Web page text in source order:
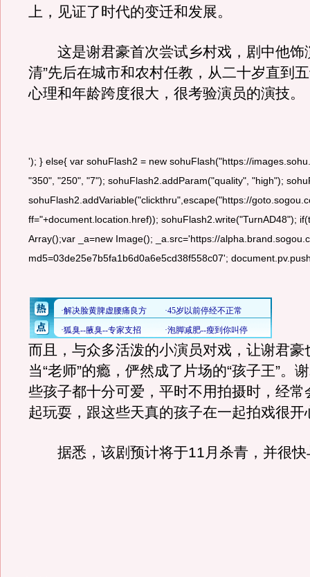
上，见证了时代的变迁和发展。
这是谢君豪首次尝试乡村戏，剧中他饰
清”先后在城市和农村任教，从二十岁直到
心理和年龄跨度很大，很考验演员的演技。
'); } else{ var sohuFlash2 = new sohuFlash("https://
"350", "250", "7"); sohuFlash2.addParam("quality", "high");
sohuFlash2.addVariable("clickthru",escape("https://
ff="+document.location.href)); sohuFlash2.write("TurnAD48");
Array();var _a=new Image(); _a.src='https://
md5=03de25e7b5fa1b6d0a6e5cd38f558c07';
而且，与众多活泼的小演员对戏，让谢君豪
当“老师”的瘾，俨然成了片场的“孩子王”。
些孩子都十分可爱，平时不用拍摄时，经常
起玩耍，跟这些天真的孩子在一起拍戏很开
据悉，该剧预计将于11月杀青，并很快